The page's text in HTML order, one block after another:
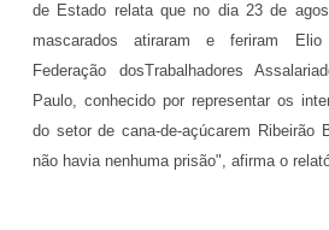
de Estado relata que no dia 23 de
mascarados atiraram e feriram
Federação dosTrabalhadores
Paulo, conhecido por representar os
do setor de cana-de-açúcarem Ribeirão
não havia nenhuma prisão", afirma o